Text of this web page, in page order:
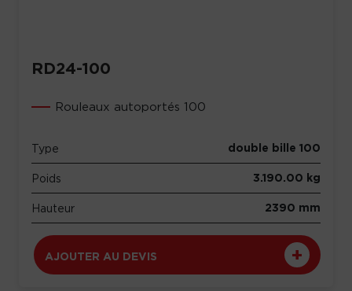
RD24-100
Rouleaux autoportés 100
Type double bille 100
Poids 3.190.00 kg
Hauteur 2390 mm
AJOUTER AU DEVIS